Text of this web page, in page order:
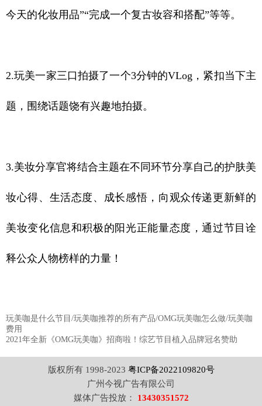
今天的化妆用品”“完成一个复古妆容和搭配”等等。
2.玩美一家三口拍摄了一个3分钟的VLog，紧扣当下主
题，围绕话题饶有兴趣地拍摄。
3.美妆分享官将结合主题在不同环节分享自己的护肤美
妆心得、生活态度、成长感悟，向观众传递更新鲜的
美妆变化信息和积极的阳光正能量态度，通过节目诠
释公众人物榜样的力量！
玩美咖是什么节目/玩美咖推荐的所有产品/OMG玩美咖怎么做/玩美咖
费用
2021年全新《OMG玩美咖》招商啦！综艺节目植入品牌冠名赞助
版权所有 1998-2023 粤ICP备2022109820号
广州今视广告有限公司
媒体广告投放： 13430351572